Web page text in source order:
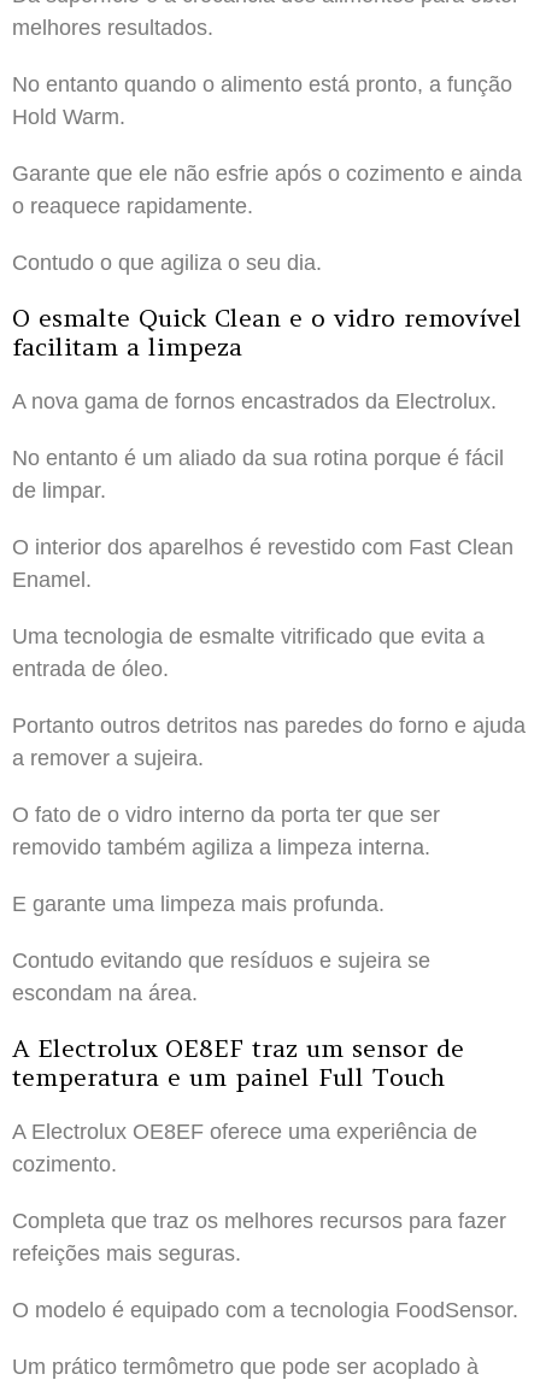
melhores resultados.
No entanto quando o alimento está pronto, a função
Hold Warm.
Garante que ele não esfrie após o cozimento e ainda
o reaquece rapidamente.
Contudo o que agiliza o seu dia.
O esmalte Quick Clean e o vidro removível
facilitam a limpeza
A nova gama de fornos encastrados da Electrolux.
No entanto é um aliado da sua rotina porque é fácil
de limpar.
O interior dos aparelhos é revestido com Fast Clean
Enamel.
Uma tecnologia de esmalte vitrificado que evita a
entrada de óleo.
Portanto outros detritos nas paredes do forno e ajuda
a remover a sujeira.
O fato de o vidro interno da porta ter que ser
removido também agiliza a limpeza interna.
E garante uma limpeza mais profunda.
Contudo evitando que resíduos e sujeira se
escondam na área.
A Electrolux OE8EF traz um sensor de
temperatura e um painel Full Touch
A Electrolux OE8EF oferece uma experiência de
cozimento.
Completa que traz os melhores recursos para fazer
refeições mais seguras.
O modelo é equipado com a tecnologia FoodSensor.
Um prático termômetro que pode ser acoplado à